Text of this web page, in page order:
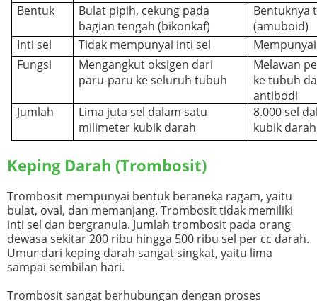
Bentuk
Bulat pipih, cekung pada
bagian tengah (bikonkaf)
Bentuknya
(amuboid)
Inti sel
Tidak mempunyai inti sel
Fungsi
Mengangkut oksigen dari
paru-paru ke seluruh tubuh
Melawan
ke tubuh
antibodi
Jumlah
Lima juta sel dalam satu
milimeter kubik darah
8.000 sel
kubik darah
Keping Darah (Trombosit)
Trombosit mempunyai bentuk beraneka ragam, yaitu
bulat, oval, dan memanjang. Trombosit tidak memiliki
inti sel dan bergranula. Jumlah trombosit pada orang
dewasa sekitar 200 ribu hingga 500 ribu sel per cc darah.
Umur dari keping darah sangat singkat, yaitu lima
sampai sembilan hari.
Trombosit sangat berhubungan dengan proses